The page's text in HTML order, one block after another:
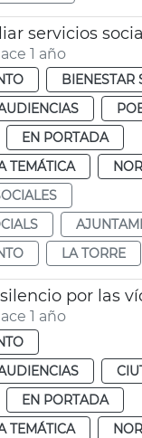
1 año
BIENESTAR
EN PORTADA
TEMÁTICA
LA TORRE
1 año
EN PORTADA
TEMÁTICA